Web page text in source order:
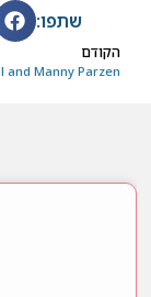
שתפו:
הקודם